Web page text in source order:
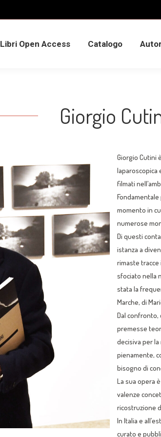
Libri Open Access Catalogo
Giorgio
Giorgio Cutini
laparoscopica
filmati
momento in
numerose
Di questi
istanza a
rimaste
sfociato nella
stata la
Marche, di
Dal confronto,
premesse
decisiva per
pienamente,
bisogno di
La sua opera
valenze
ricostruzione
In Italia e
curato e
Libri Open Access Catalogo